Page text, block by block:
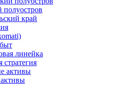
полуостров
край
линейка
стратегия
активы